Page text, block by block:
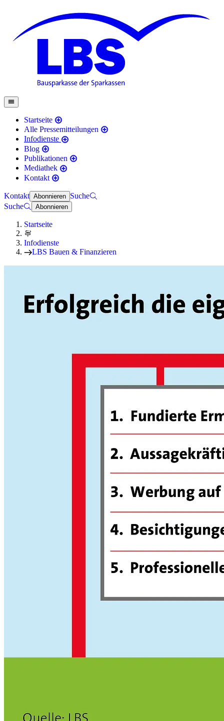
Startseite
Alle Pressemitteilungen
Infodienste
Blog
Publikationen
Mediathek
Kontakt
Kontakt Abonnieren Suche
Suche
Abonnieren
Startseite
Infodienste
LBS Bauen & Finanzieren